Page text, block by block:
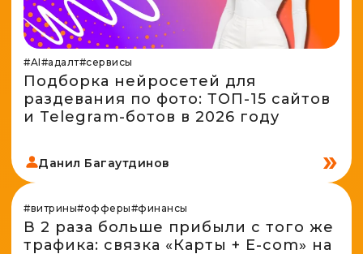
#AI#адалт#сервисы
Подборка нейросетей для
раздевания по фото: ТОП-15 сайтов
и Telegram-ботов в 2026 году
Данил Багаутдинов
#витрины#офферы#финансы
В 2 раза больше прибыли с того же
трафика: связка «Карты + E-com» на